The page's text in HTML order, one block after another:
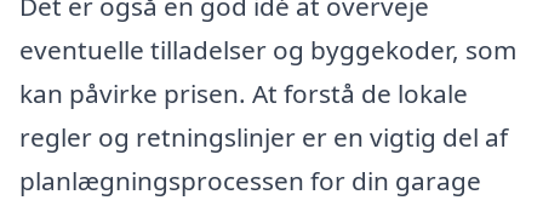
eventuelle tilladelser og byggekoder, som
kan påvirke prisen. At forstå de lokale
regler og retningslinjer er en vigtig del af
planlægningsprocessen for din garage